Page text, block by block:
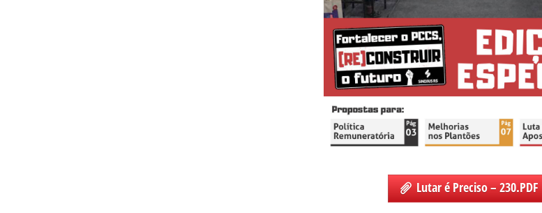
Lutar é Preciso – 230.PDF